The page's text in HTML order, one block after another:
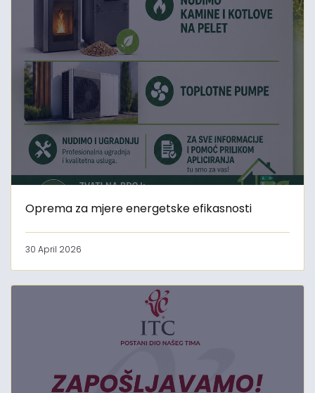
Oprema za mjere energetske efikasnosti
30 April 2026